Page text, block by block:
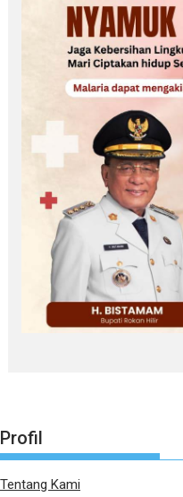
Profil
Tentang Kami